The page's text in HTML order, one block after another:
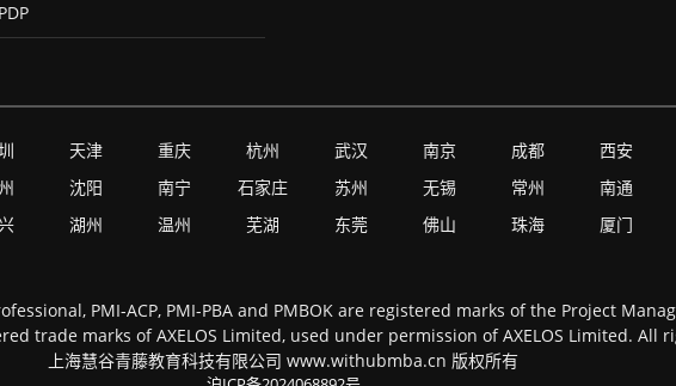
天津 重庆 杭州 武汉 南京 成都 西安
沈阳 南宁 石家庄 苏州 无锡 常州 南通
湖州 温州 芜湖 东莞 佛山 珠海 厦门
PMI-ACP, PMI-PBA and PMBOK are registered marks of the Project
trade marks of AXELOS Limited, used under permission of AXELOS Limited. All
上海慧谷青藤教育科技有限公司 www.withubmba.cn 版权所有